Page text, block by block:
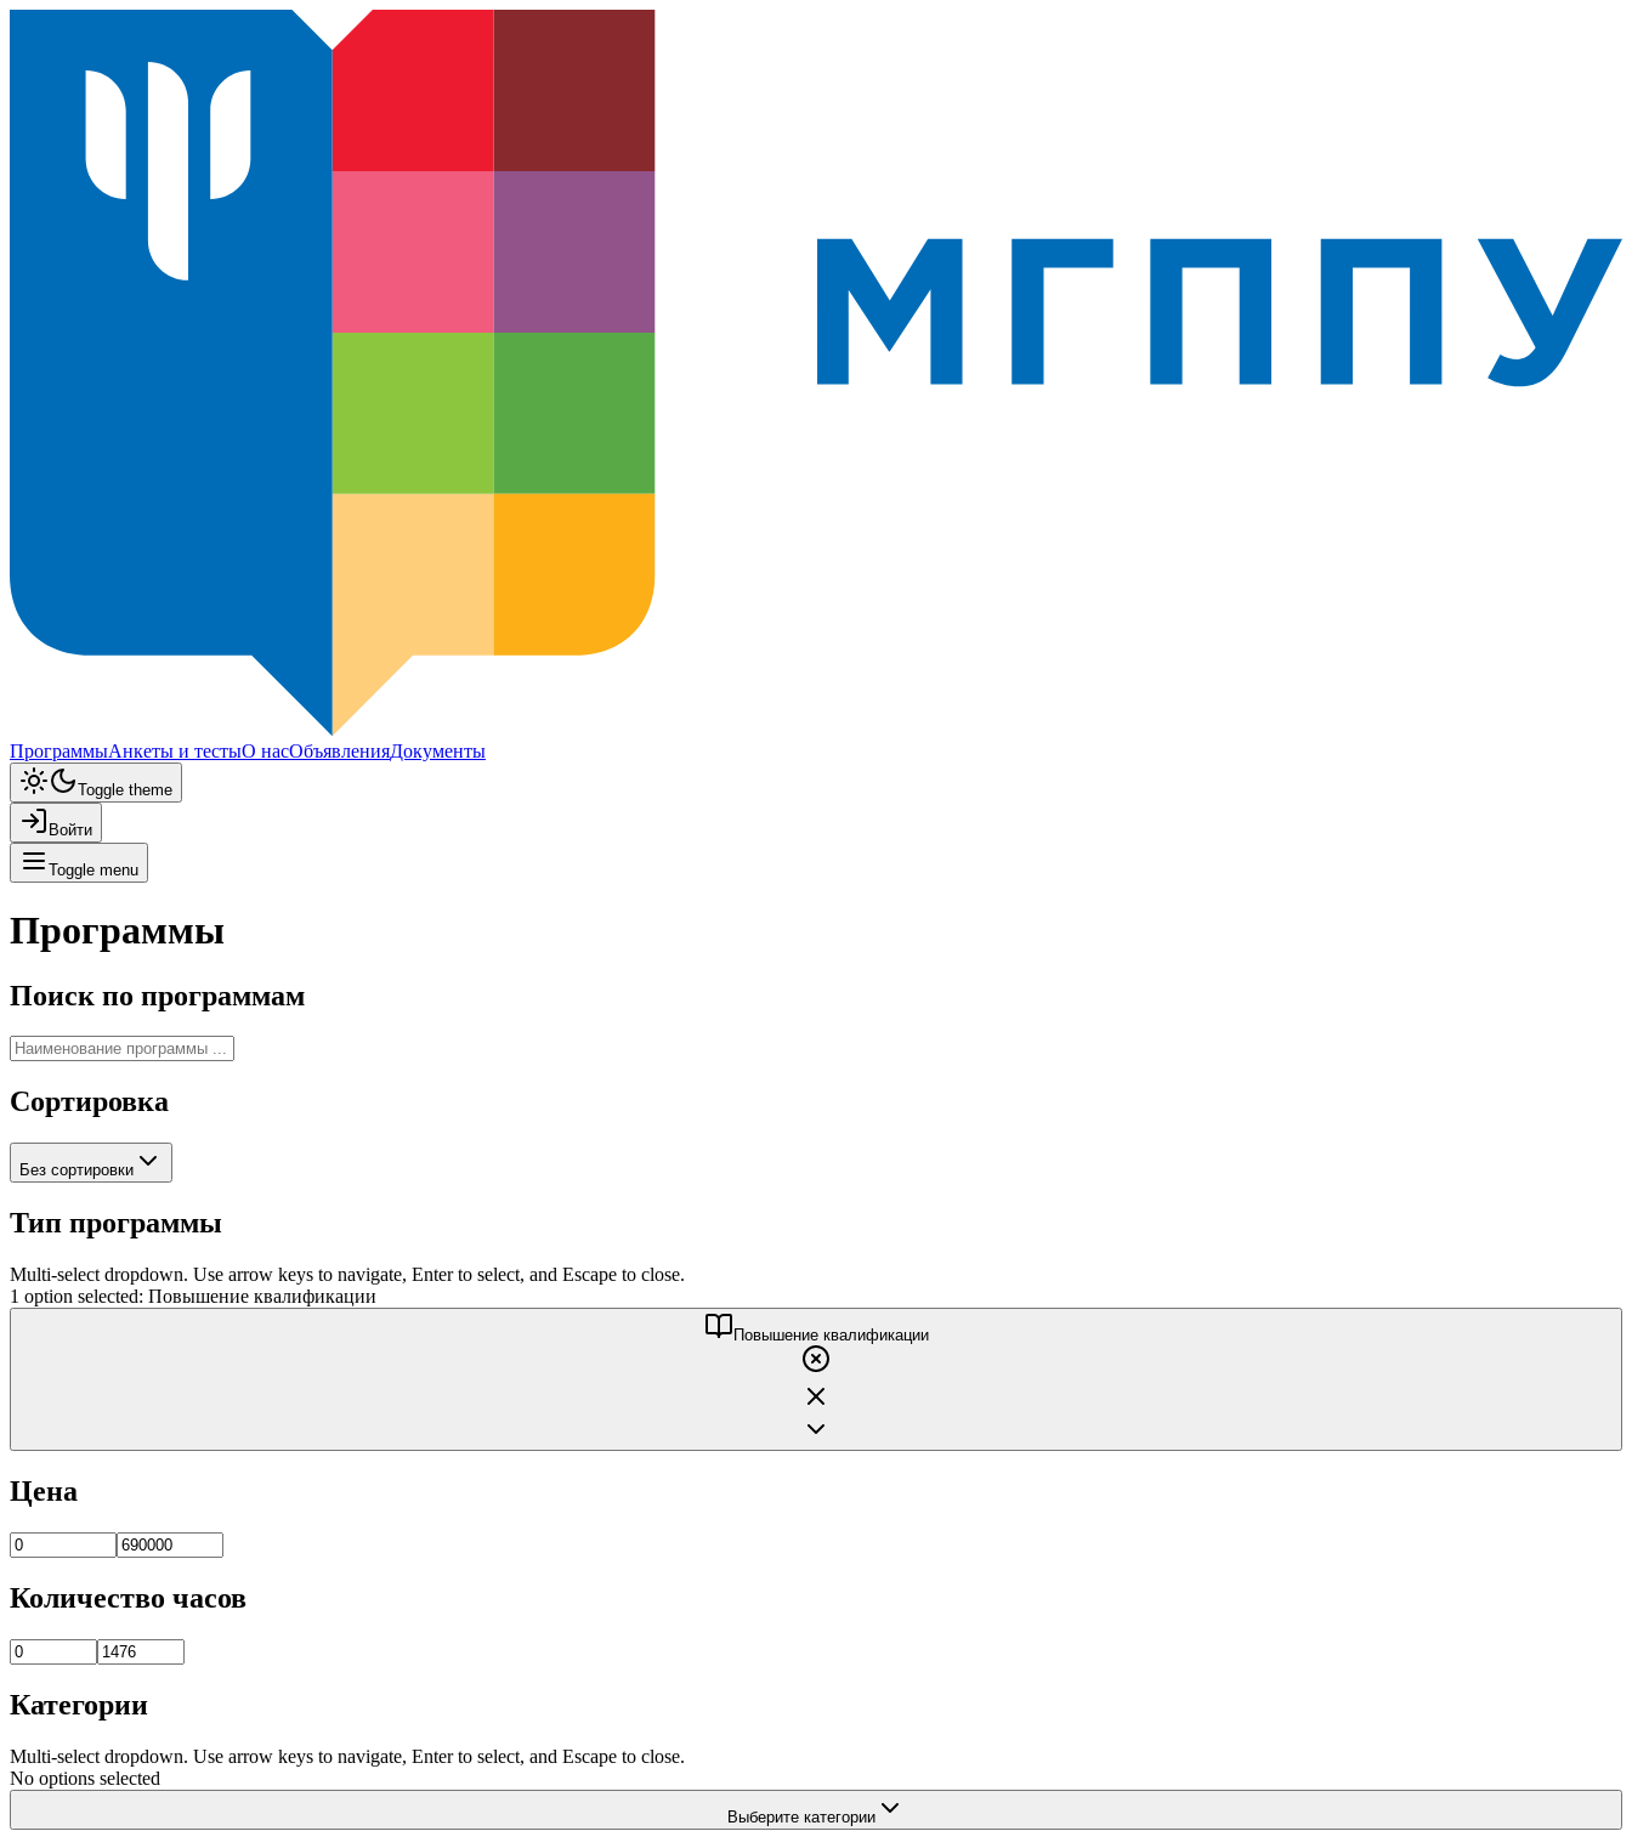
ПрограммыАнкеты и тестыО насОбъявленияДокументы
Toggle theme
Войти
Toggle menu
Программы
Поиск по программам
Сортировка
Без сортировки
Тип программы
Multi-select dropdown. Use arrow keys to navigate, Enter to select, and Escape to close.
1 option selected: Повышение квалификации
Повышение квалификации
Цена
Количество часов
Категории
Multi-select dropdown. Use arrow keys to navigate, Enter to select, and Escape to close.
No options selected
Выберите категории